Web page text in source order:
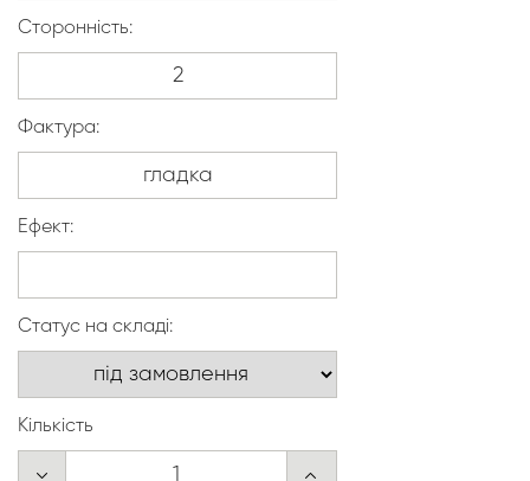
Сторонність:
Фактура:
Ефект:
Статус на складі:
Кількість